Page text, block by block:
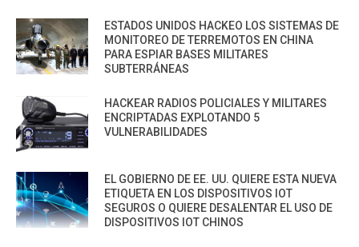
ESTADOS UNIDOS HACKEO LOS SISTEMAS DE
MONITOREO DE TERREMOTOS EN CHINA
PARA ESPIAR BASES MILITARES
SUBTERRÁNEAS
HACKEAR RADIOS POLICIALES Y MILITARES
ENCRIPTADAS EXPLOTANDO 5
VULNERABILIDADES
EL GOBIERNO DE EE. UU. QUIERE ESTA NUEVA
ETIQUETA EN LOS DISPOSITIVOS IOT
SEGUROS O QUIERE DESALENTAR EL USO DE
DISPOSITIVOS IOT CHINOS